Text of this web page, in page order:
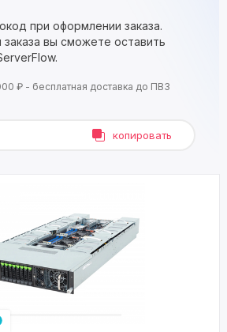
при оформлении заказа.
вы сможете оставить
₽ - бесплатная доставка до ПВЗ
копировать